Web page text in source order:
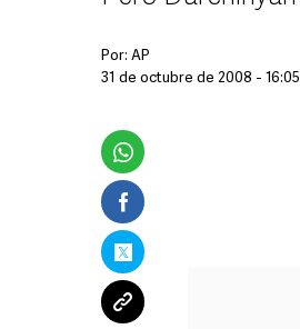
Por: AP
31 de octubre de 2008 -